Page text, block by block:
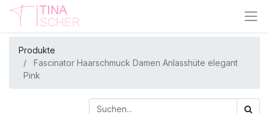
Produkte
Fascinator Haarschmuck Damen Anlasshüte elegant
Pink